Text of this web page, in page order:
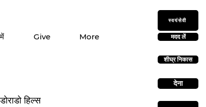
शीघ्र निकास
मदद लें
देना
स्वयंसेवी
Give More
हिल्स